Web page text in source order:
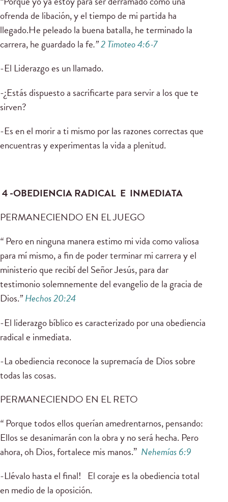
ofrenda de libación, y el tiempo de mi partida ha
llegado.He peleado la buena batalla, he terminado la
carrera, he guardado la fe.”2 Timoteo 4:6-7
-El Liderazgo es un llamado.
-¿Estás dispuesto a sacrificarte para servir a los que te
sirven?
-Es en el morir a ti mismo por las razones correctas que
encuentras y experimentas la vida a plenitud.
4 -OBEDIENCIA RADICAL E INMEDIATA
PERMANECIENDO EN EL JUEGO
“ Pero en ninguna manera estimo mi vida como valiosa
para mí mismo, a fin de poder terminar mi carrera y el
ministerio que recibí del Señor Jesús, para dar
testimonio solemnemente del evangelio de la gracia de
Dios.”Hechos 20:24
-El liderazgo bíblico es caracterizado por una obediencia
radical e inmediata.
-La obediencia reconoce la supremacía de Dios sobre
todas las cosas.
PERMANECIENDO EN EL RETO
“ Porque todos ellos querían amedrentarnos, pensando:
Ellos se desanimarán con la obra y no será hecha. Pero
ahora, oh Dios, fortalece mis manos.” Nehemías 6:9
-Llévalo hasta el final! El coraje es la obediencia total
en medio de la oposición.